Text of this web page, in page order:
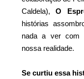
Caldela),O
histórias
nada a ver com
nossa realidade.
Se curtiu essa